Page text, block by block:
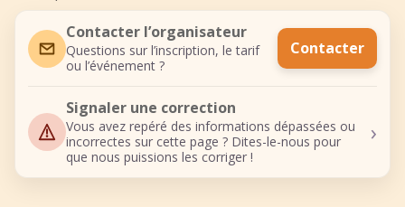
Contacter l’organisateur
Questions sur l’inscription, le tarif
ou l’événement ?
Contacter
Signaler une correction
Vous avez repéré des informations dépassées ou
incorrectes sur cette page ? Dites-le-nous pour
que nous puissions les corriger !
›